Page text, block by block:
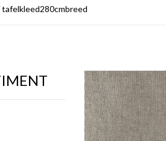
tafelkleed280cmbreed
MEER